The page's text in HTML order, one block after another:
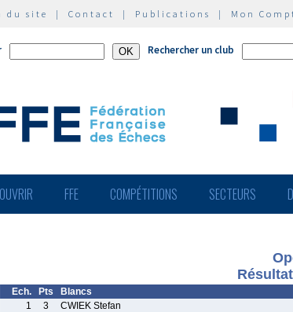
du site | Contact | Publications | Mon
Rechercher un club
FFE COMPÉTITIONS SECTEURS
Ech. Pts Blancs
1
3 CWIEK Stefan